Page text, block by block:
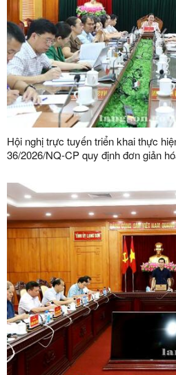
Hội nghị trực tuyến triển khai thực
36/2026/NQ-CP quy định đơn giản